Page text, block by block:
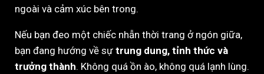
ngoài và cảm xúc bên trong.
Nếu bạn đeo một chiếc nhẫn thời trang ở ngón giữa,
bạn đang hướng về sự trung dung, tỉnh thức và
trưởng thành. Không quá ồn ào, không quá lạnh lùng.